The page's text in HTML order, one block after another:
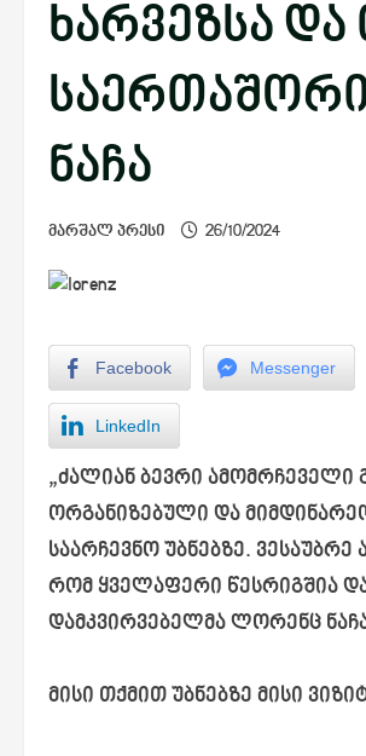
ხარვეზსა და
ნაჩა
მარშალ პრესი 26/10/2024
Facebook Messenger
LinkedIn
„ძალიან ბევრი ამომრჩეველი
ორგანიზებული და
საარჩევნო უბნებზე.
რომ ყველაფერი წესრიგშია
დამკვირვებელმა ლორენც
მისი თქმით უბნებზე მისი